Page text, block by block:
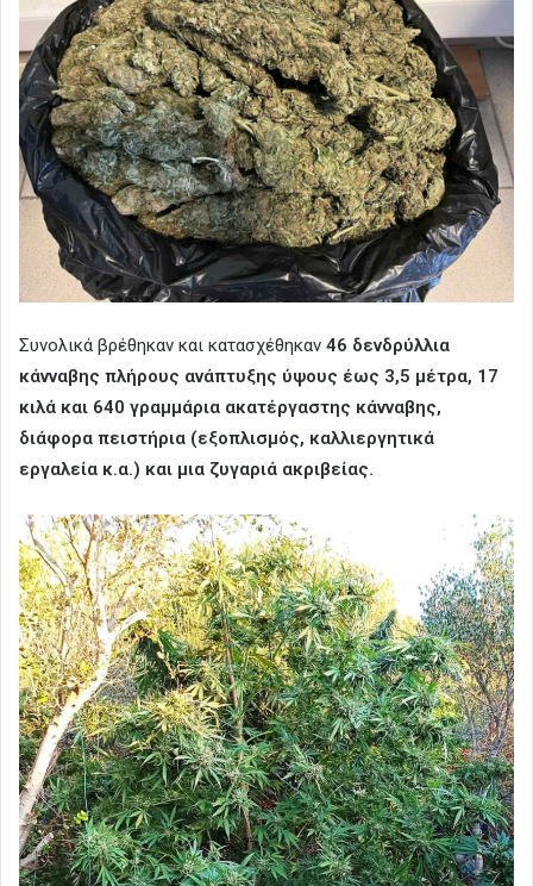
Συνολικά βρέθηκαν και κατασχέθηκαν 46 δενδρύλλια
κάνναβης πλήρους ανάπτυξης ύψους έως 3,5 μέτρα, 17
κιλά και 640 γραμμάρια ακατέργαστης κάνναβης,
διάφορα πειστήρια (εξοπλισμός, καλλιεργητικά
εργαλεία κ.α.) και μια ζυγαριά ακριβείας.